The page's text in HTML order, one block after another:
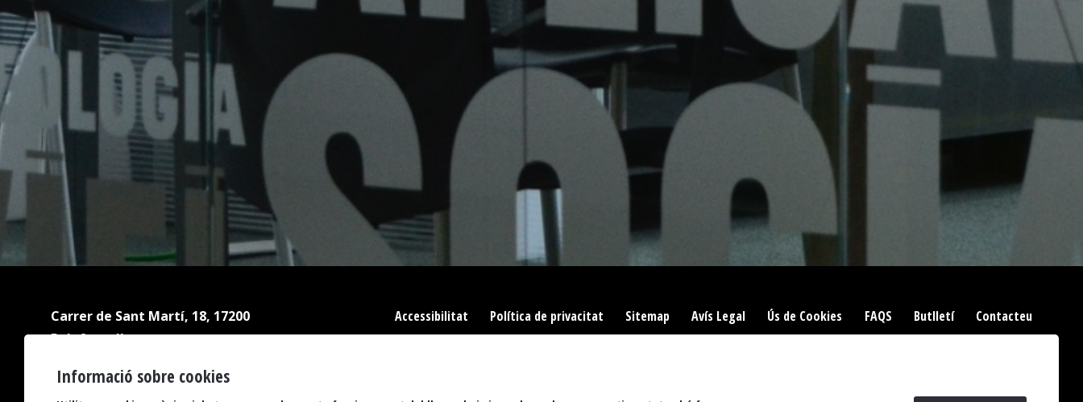
Carrer de Sant Martí, 18, 17200
Palafrugell
Tel.:972 304 809
biblioteca@palafrugell.cat
Accessibilitat Política de privacitat Sitemap Avís Legal Ús de Cookies FAQS Butlletí Contacteu
Informació sobre cookies